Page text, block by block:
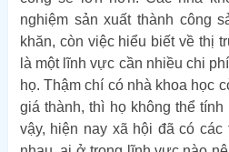
nghiệm sản xuất thành công
khăn, còn việc hiểu biết về thị
là một lĩnh vực cần nhiều chi
họ. Thậm chí có nhà khoa học
giá thành, thì họ không thể
vậy, hiện nay xã hội đã có các